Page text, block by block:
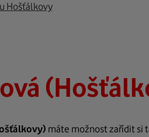
Hošťálkovy
máte možnost zařídit si